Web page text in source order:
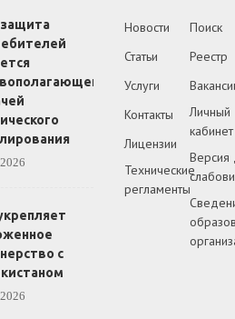
с
Новости
Статьи
Услуги
Контакты
Лицензии
Технические
регламенты
Поиск
Реестр
Личный
кабинет
Версия